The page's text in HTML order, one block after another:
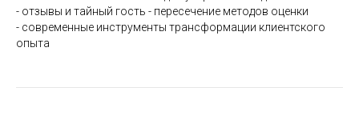
- отзывы и тайный гость - пересечение методов оценки
- современные инструменты трансформации клиентского
опыта